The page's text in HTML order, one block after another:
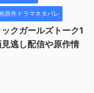
原作ドラマネタバレ
ックガールズトーク1
逃し配信や原作情